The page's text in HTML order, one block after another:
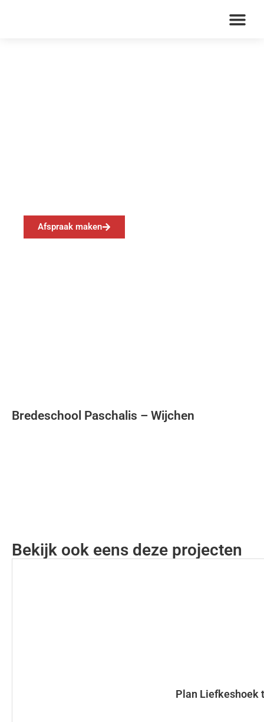
Afspraak maken
Bredeschool Paschalis – Wijchen
Bekijk ook eens deze projecten
Plan Liefkeshoek